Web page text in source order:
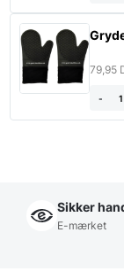
79,95
-
Sikker
E-mærket